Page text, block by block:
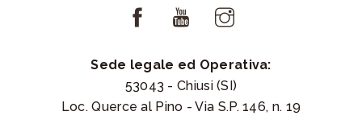
Sede legale ed Operativa:
53043 - Chiusi (SI)
Loc. Querce al Pino - Via S.P. 146, n. 19